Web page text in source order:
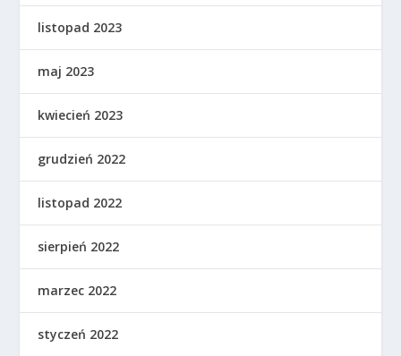
listopad 2023
maj 2023
kwiecień 2023
grudzień 2022
listopad 2022
sierpień 2022
marzec 2022
styczeń 2022